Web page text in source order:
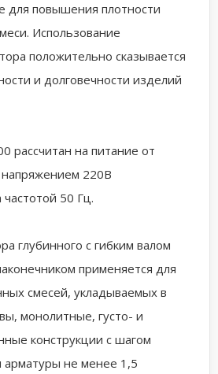
для повышения плотности
Использование
положительно сказывается
и долговечности изделий
рассчитан на питание от
220В
50 Гц.
глубинного с гибким валом
применяется для
смесей, укладываемых в
монолитные, густо- и
конструкции с шагом
не менее 1,5